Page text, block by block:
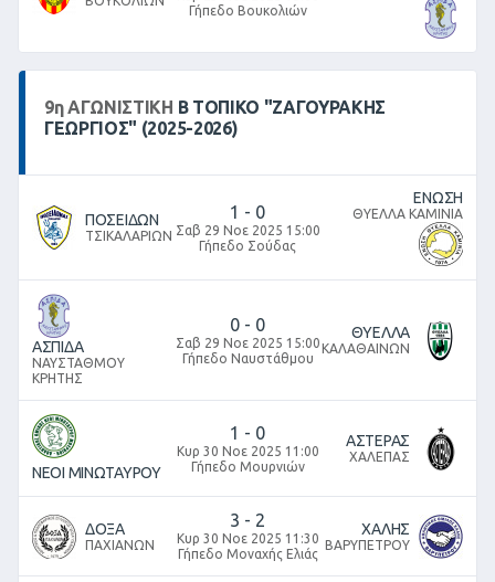
Γήπεδο Βουκολιών
9ηΑΓΩΝΙΣΤΙΚΉ Β ΤΟΠΙΚΌ "ΖΑΓΟΥΡΑΚΗΣ
ΓΕΩΡΓΙΟΣ" (2025-2026)
ΠΟΣΕΙΔΩΝ
ΤΣΙΚΑΛΑΡΙΩΝ
1 - 0
Σαβ 29 Νοε 2025 15:00
Γήπεδο Σούδας
ΕΝΩΣΗ
ΘΥΕΛΛΑ ΚΑΜΙΝΙΑ
ΑΣΠΙΔΑ
ΝΑΥΣΤΑΘΜΟΥ
ΚΡΗΤΗΣ
0 - 0
Σαβ 29 Νοε 2025 15:00
Γήπεδο Ναυστάθμου
ΘΥΕΛΛΑ
ΚΑΛΑΘΑΙΝΩΝ
ΝΕΟΙ ΜΙΝΩΤΑΥΡΟΥ
1 - 0
Κυρ 30 Νοε 2025 11:00
Γήπεδο Μουρνιών
ΑΣΤΕΡΑΣ
ΧΑΛΕΠΑΣ
ΔΟΞΑ
ΠΑΧΙΑΝΩΝ
3 - 2
Κυρ 30 Νοε 2025 11:30
Γήπεδο Μοναχής Ελιάς
ΧΑΛΗΣ
ΒΑΡΥΠΕΤΡΟΥ